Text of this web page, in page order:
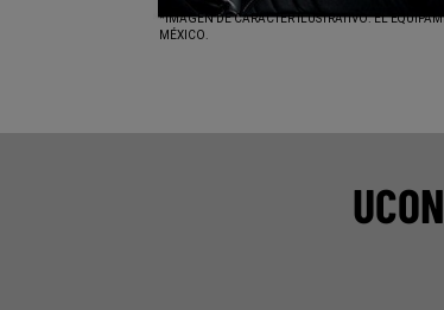
*IMAGEN DE CARÁCTER ILUSTRATIVO. EL
MÉXICO.